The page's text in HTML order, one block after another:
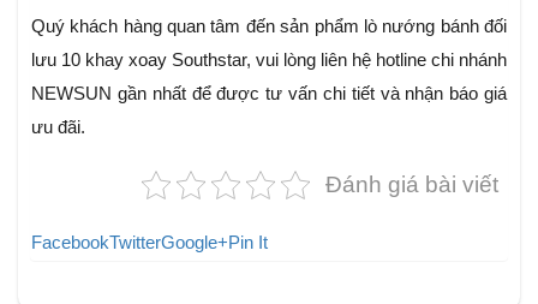
Quý khách hàng quan tâm đến sản phẩm lò nướng bánh đối
lưu 10 khay xoay Southstar, vui lòng liên hệ hotline chi nhánh
NEWSUN gần nhất để được tư vấn chi tiết và nhận báo giá
ưu đãi.
Đánh giá bài viết
FacebookTwitterGoogle+Pin It